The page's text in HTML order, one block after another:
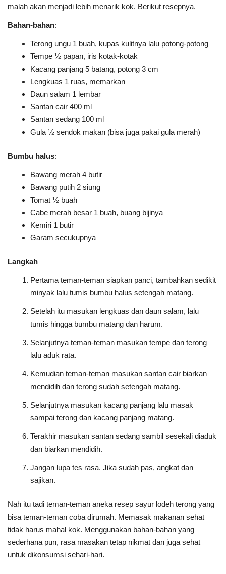
malah akan menjadi lebih menarik kok. Berikut resepnya.
Bahan-bahan:
Terong ungu 1 buah, kupas kulitnya lalu potong-potong
Tempe ½ papan, iris kotak-kotak
Kacang panjang 5 batang, potong 3 cm
Lengkuas 1 ruas, memarkan
Daun salam 1 lembar
Santan cair 400 ml
Santan sedang 100 ml
Gula ½ sendok makan (bisa juga pakai gula merah)
Bumbu halus:
Bawang merah 4 butir
Bawang putih 2 siung
Tomat ½ buah
Cabe merah besar 1 buah, buang bijinya
Kemiri 1 butir
Garam secukupnya
Langkah
Pertama teman-teman siapkan panci, tambahkan sedikit
minyak lalu tumis bumbu halus setengah matang.
Setelah itu masukan lengkuas dan daun salam, lalu
tumis hingga bumbu matang dan harum.
Selanjutnya teman-teman masukan tempe dan terong
lalu aduk rata.
Kemudian teman-teman masukan santan cair biarkan
mendidih dan terong sudah setengah matang.
Selanjutnya masukan kacang panjang lalu masak
sampai terong dan kacang panjang matang.
Terakhir masukan santan sedang sambil sesekali diaduk
dan biarkan mendidih.
Jangan lupa tes rasa. Jika sudah pas, angkat dan
sajikan.
Nah itu tadi teman-teman aneka resep sayur lodeh terong yang
bisa teman-teman coba dirumah. Memasak makanan sehat
tidak harus mahal kok. Menggunakan bahan-bahan yang
sederhana pun, rasa masakan tetap nikmat dan juga sehat
untuk dikonsumsi sehari-hari.